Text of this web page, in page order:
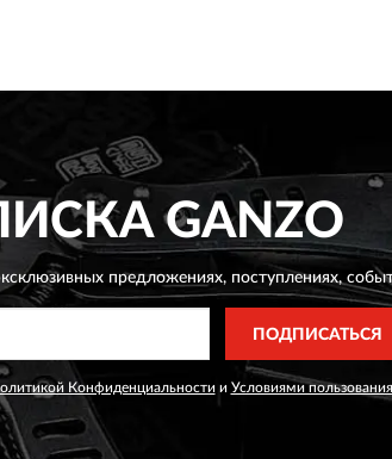
GANZO
предложениях,поступлениях,
ПОДПИСАТЬСЯ
Конфиденциальности и Условиями пользования